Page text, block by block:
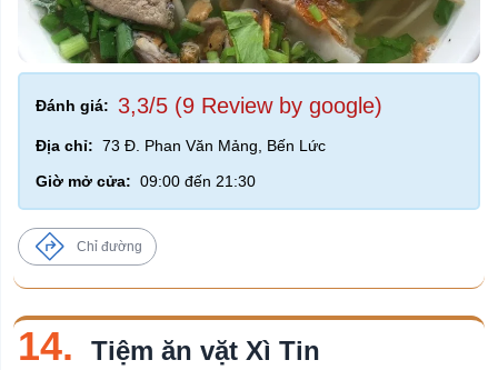
Đánh giá: 3,3/5 (9 Review by google)
Địa chỉ: 73 Đ. Phan Văn Mảng, Bến Lức
Giờ mở cửa: 09:00 đến 21:30
Chỉ đường
14. Tiệm ăn vặt Xì Tin